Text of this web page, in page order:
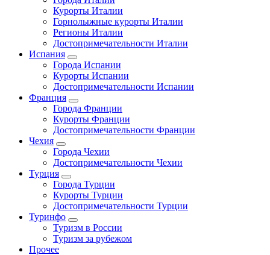
Курорты Италии
Горнолыжные курорты Италии
Регионы Италии
Достопримечательности Италии
Испания
Города Испании
Курорты Испании
Достопримечательности Испании
Франция
Города Франции
Курорты Франции
Достопримечательности Франции
Чехия
Города Чехии
Достопримечательности Чехии
Турция
Города Турции
Курорты Турции
Достопримечательности Турции
Туринфо
Туризм в России
Туризм за рубежом
Прочее